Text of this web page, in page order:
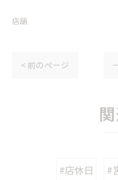
店舗
< 前のページ
#店休日 #